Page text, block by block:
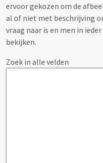
ervoor gekozen om de
al of niet met beschrijving
vraag naar is en men in
bekijken.
Zoek in alle velden